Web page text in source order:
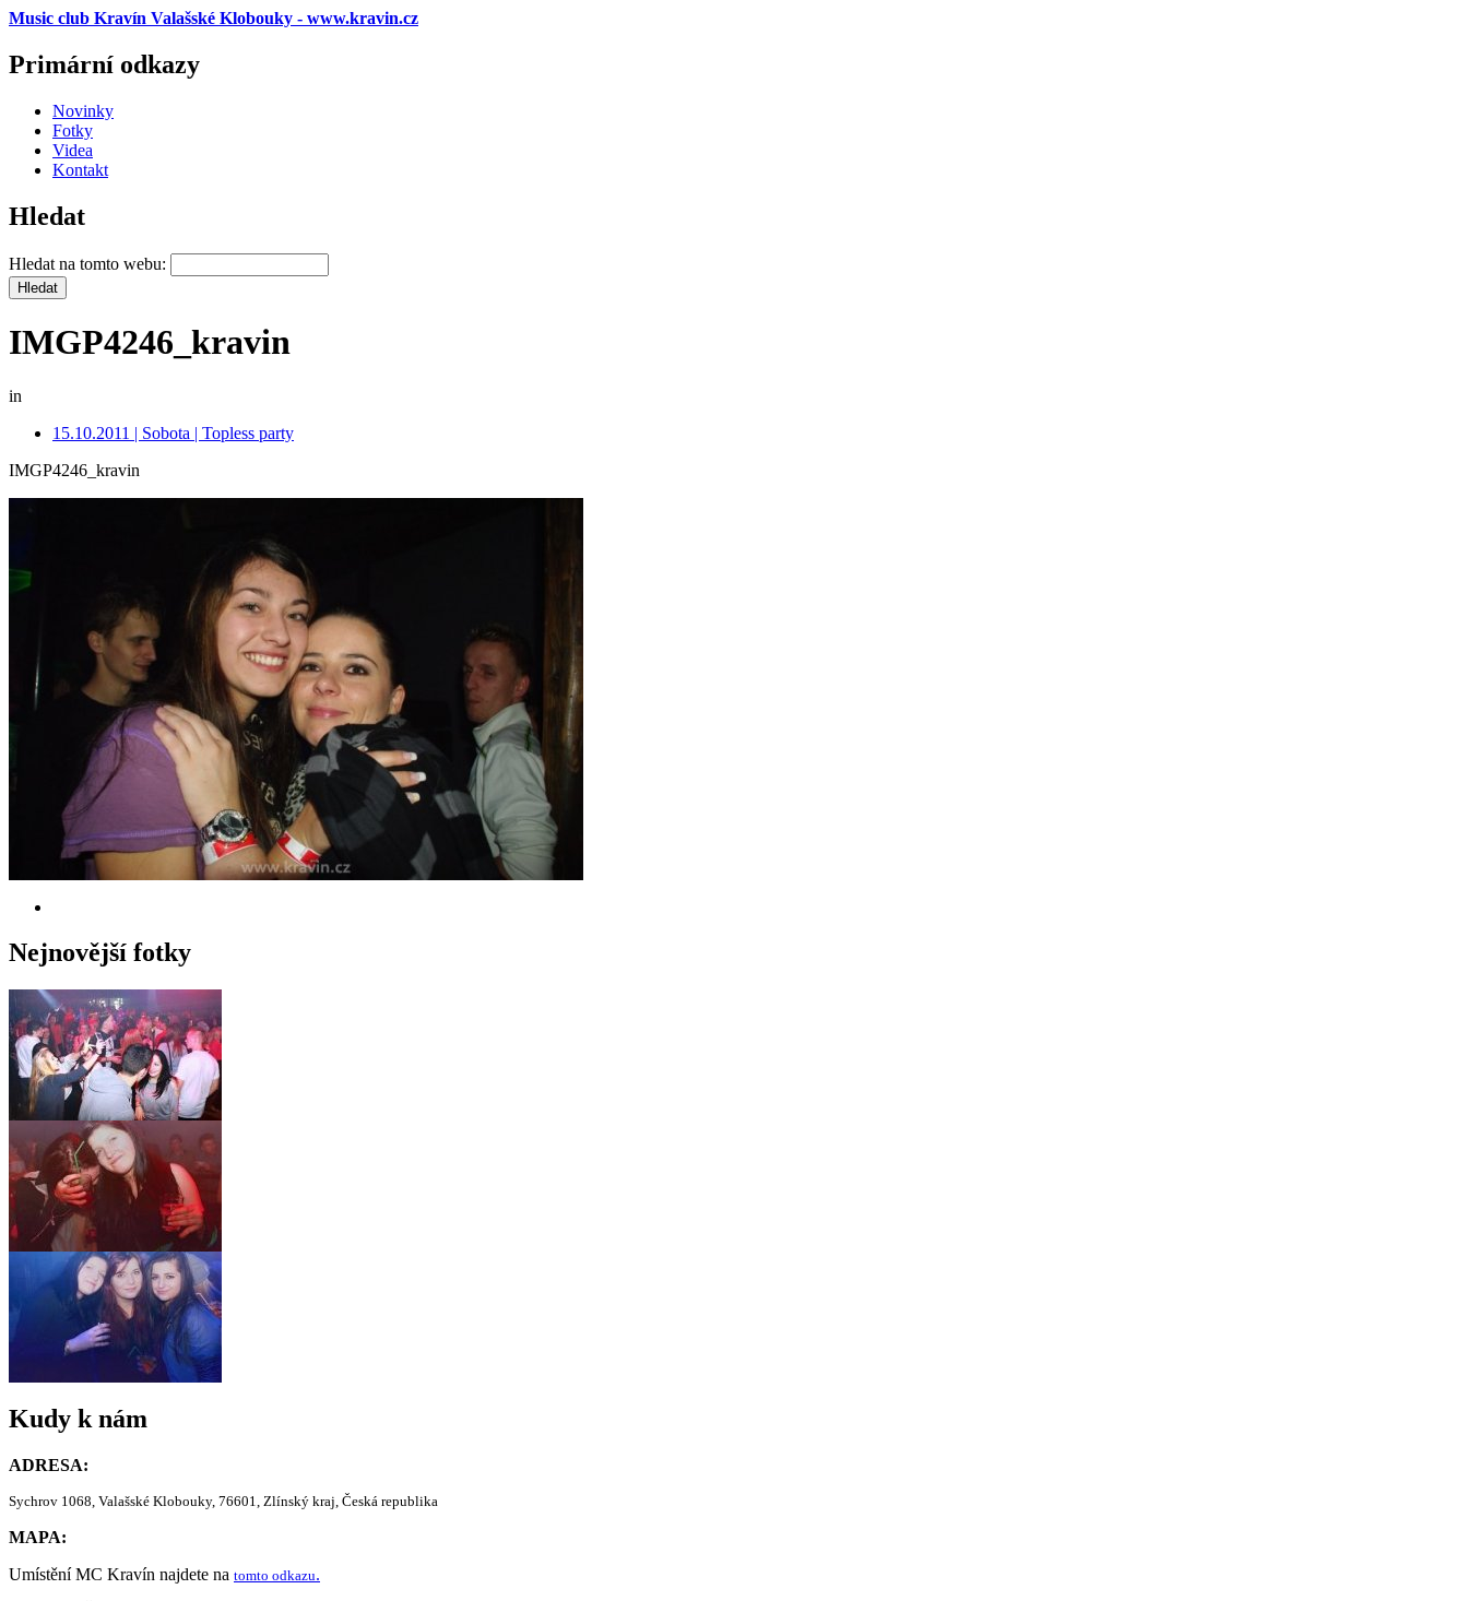
Music club Kravín Valašské Klobouky - www.kravin.cz
Primární odkazy
Novinky
Fotky
Videa
Kontakt
Hledat
Hledat na tomto webu:
IMGP4246_kravin
in
15.10.2011 | Sobota | Topless party
IMGP4246_kravin
Nejnovější fotky
Kudy k nám
ADRESA:
Sychrov 1068, Valašské Klobouky, 76601, Zlínský kraj, Česká republika
MAPA:
Umístění MC Kravín najdete na tomto odkazu.